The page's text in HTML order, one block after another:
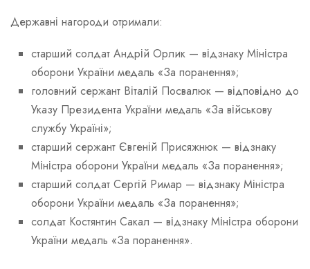
Державні нагороди отримали:
старший солдат Андрій Орлик — відзнаку Міністра
оборони України медаль «За поранення»;
головний сержант Віталій Посвалюк — відповідно до
Указу Президента України медаль «За військову
службу Україні»;
старший сержант Євгеній Присяжнюк — відзнаку
Міністра оборони України медаль «За поранення»;
старший солдат Сергій Римар — відзнаку Міністра
оборони України медаль «За поранення»;
солдат Костянтин Сакал — відзнаку Міністра оборони
України медаль «За поранення».